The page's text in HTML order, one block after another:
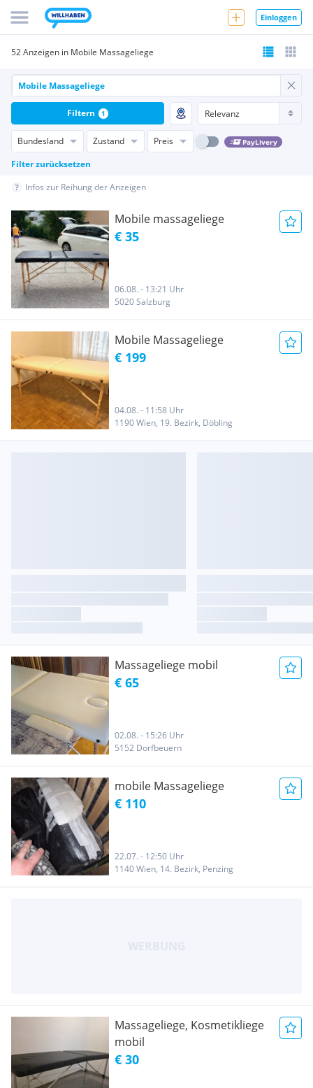
Einloggen
52 Anzeigen in Mobile Massageliege
Bundesland Zustand Preis PayLivery
Filter zurücksetzen
Filtern 1
Infos zur Reihung der Anzeigen
Mobile massageliege
€ 35
06.08. - 13:21 Uhr
5020 Salzburg
Mobile Massageliege
€ 199
04.08. - 11:58 Uhr
1190 Wien, 19. Bezirk, Döbling
Massageliege mobil
€ 65
02.08. - 15:26 Uhr
5152 Dorfbeuern
mobile Massageliege
€ 110
22.07. - 12:50 Uhr
1140 Wien, 14. Bezirk, Penzing
Massageliege, Kosmetikliege
mobil
€ 30